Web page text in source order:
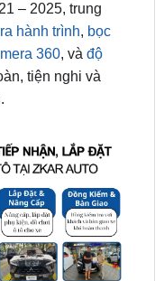
– 2025, trung
hành trình, bọc
360, và độ
tiện nghi và